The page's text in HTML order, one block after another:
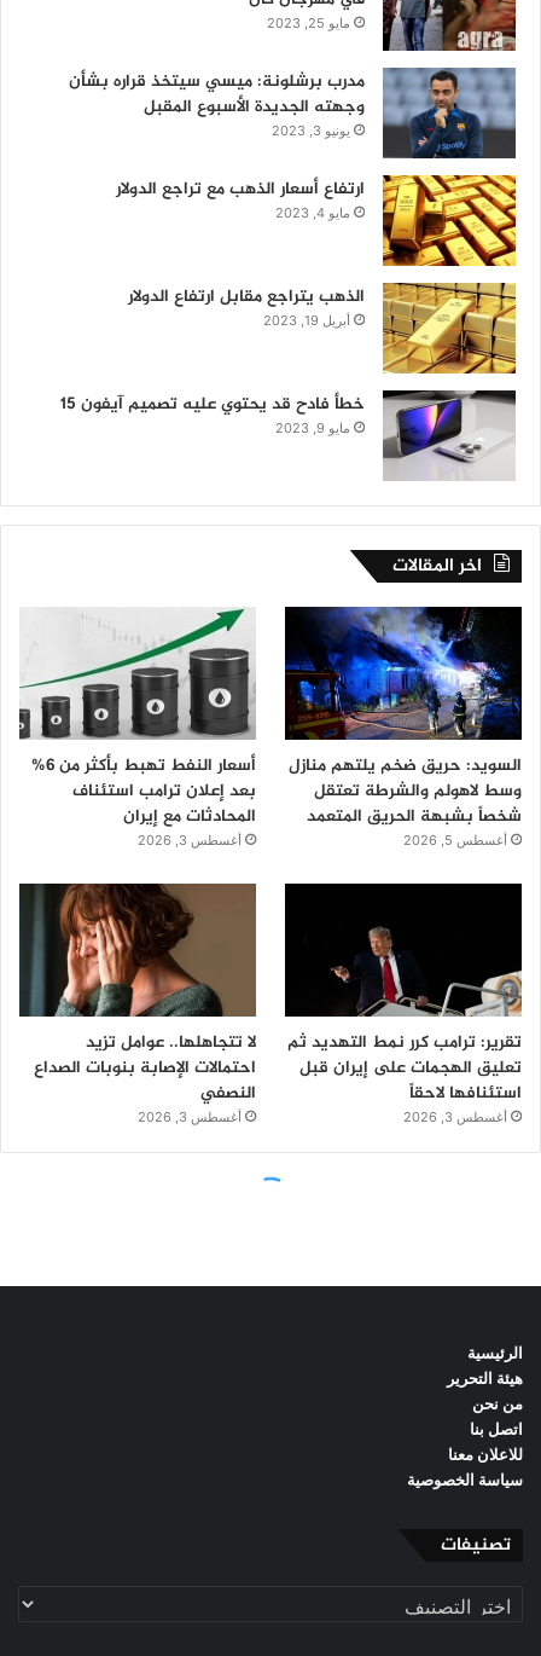
الرئيسية
هيئة التحرير
من نحن
اتصل بنا
للاعلان معنا
سياسة الخصوصية
تصنيفات
تصنيفات